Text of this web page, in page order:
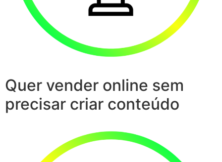
Quer vender online sem
precisar criar conteúdo